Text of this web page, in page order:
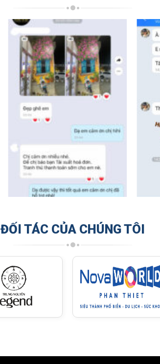
ĐỐI TÁC CỦA CHÚNG TÔI